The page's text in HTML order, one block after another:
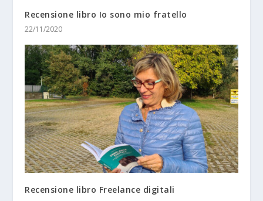
Recensione libro Io sono mio fratello
22/11/2020
Recensione libro Freelance digitali